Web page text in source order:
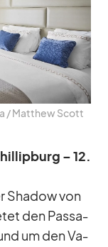
/​ Matthew Scott
– 12.
Shadow von
den Pas­sa­
um den Va­